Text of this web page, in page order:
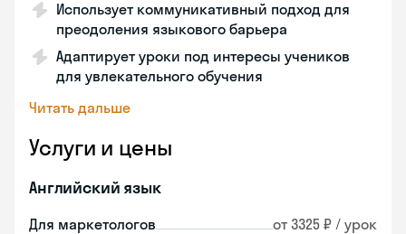
Использует коммуникативный подход для
преодоления языкового барьера
Адаптирует уроки под интересы учеников
для увлекательного обучения
Читать дальше
Услуги и цены
Английский язык
Для маркетологов от 3325 ₽ / урок